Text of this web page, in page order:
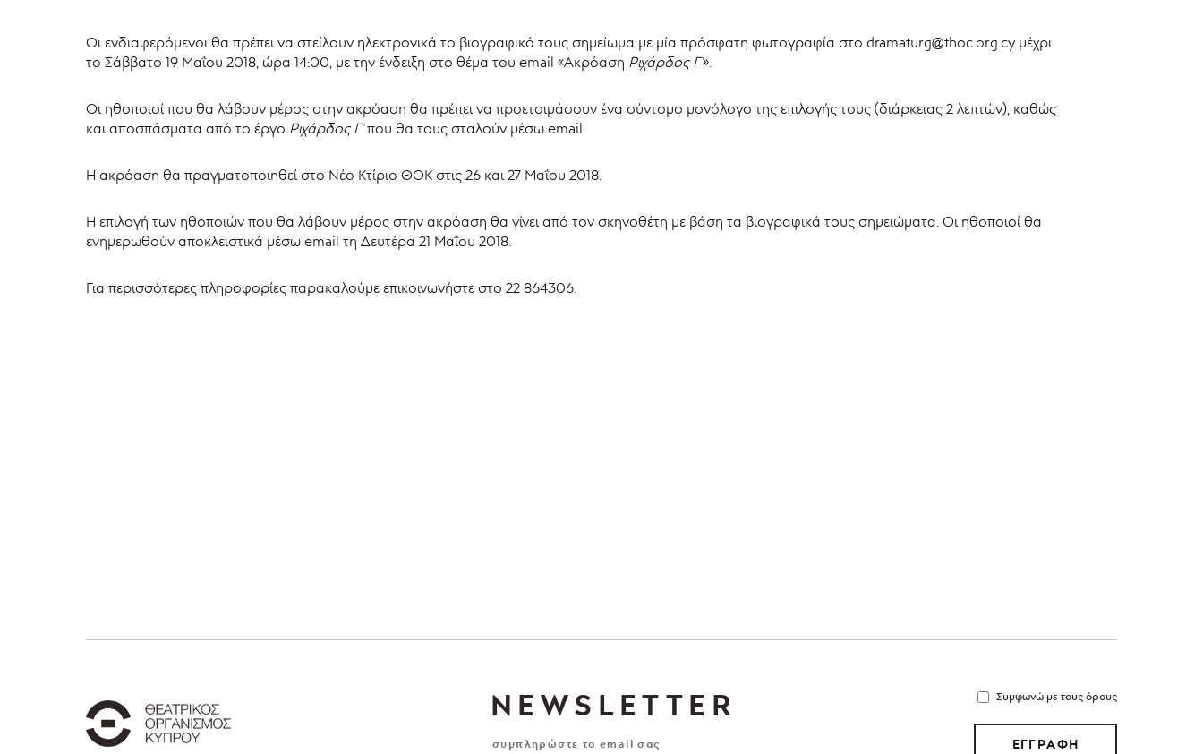
Οι ενδιαφερόμενοι θα πρέπει να στείλουν ηλεκτρονικά το βιογραφικό τους σημείωμα με μία πρόσφατη φωτογραφία στο dramaturg@thoc.org.cy μέχρι
το Σάββατο 19 Μαΐου 2018, ώρα 14:00, με την ένδειξη στο θέμα του email «Ακρόαση Ριχάρδος Γ’».
Οι ηθοποιοί που θα λάβουν μέρος στην ακρόαση θα πρέπει να προετοιμάσουν ένα σύντομο μονόλογο της επιλογής τους (διάρκειας 2 λεπτών), καθώς
και αποσπάσματα από το έργο Ριχάρδος Γ’που θα τους σταλούν μέσω email.
Η ακρόαση θα πραγματοποιηθεί στο Νέο Κτίριο ΘΟΚ στις 26 και 27 Μαΐου 2018.
Η επιλογή των ηθοποιών που θα λάβουν μέρος στην ακρόαση θα γίνει από τον σκηνοθέτη με βάση τα βιογραφικά τους σημειώματα. Οι ηθοποιοί θα
ενημερωθούν αποκλειστικά μέσω email τη Δευτέρα 21 Μαΐου 2018.
Για περισσότερες πληροφορίες παρακαλούμε επικοινωνήστε στο 22 864306.
NEWSLETTER Συμφωνώ με τους όρους
ΕΓΓΡΑΦΗ